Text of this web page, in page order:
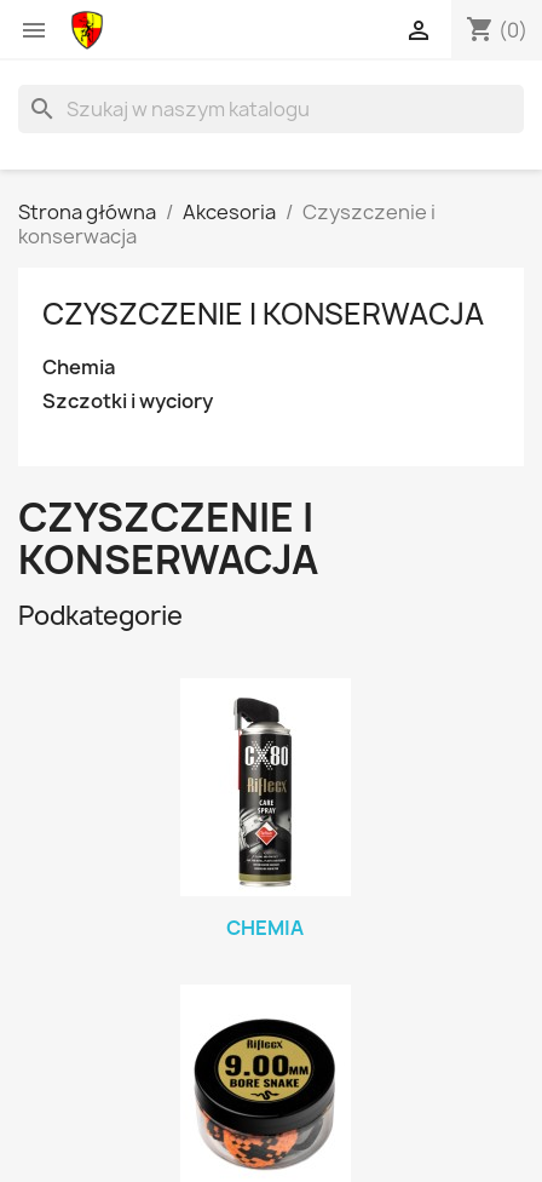
 shopping_cart (0)

search
Strona główna Akcesoria
Czyszczenie i
konserwacja
CZYSZCZENIE I KONSERWACJA
Chemia
Szczotki i wyciory
CZYSZCZENIE I
KONSERWACJA
Podkategorie
CHEMIA